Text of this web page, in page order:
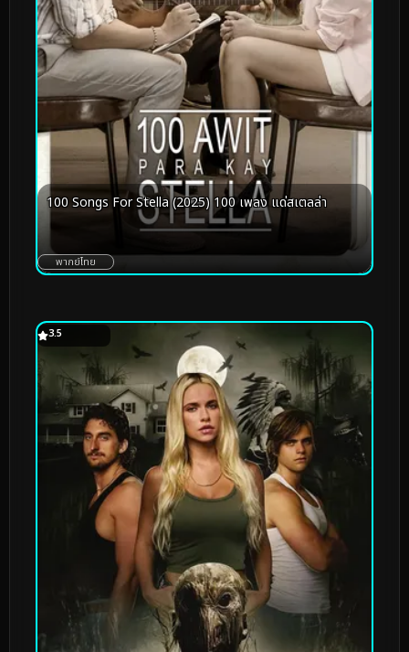
100 Songs For Stella (2025) 100 เพลง แด่สเตลล่า
พากย์ไทย
3.5